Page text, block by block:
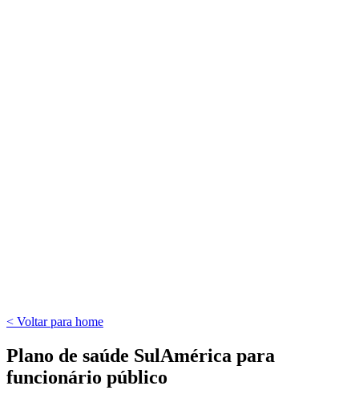
< Voltar para home
Plano de saúde SulAmérica para
funcionário público